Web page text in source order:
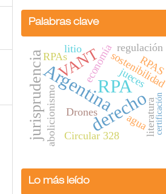
Palabras clave
RPA
Argentinaderecho
VANT
jurisprudencia literatura
abolicionismo
jueces
Drones
sostenibilidad
economía
RPAs
regulación
Circular 328
RPAS
agua
litio
certificación
Lo más leído